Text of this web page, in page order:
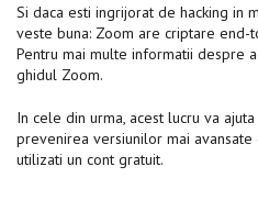
Si daca esti ingrijorat de hacking in
veste buna: Zoom are criptare end-
Pentru mai multe informatii despre
ghidul Zoom.
In cele din urma, acest lucru va
prevenirea versiunilor mai
utilizati un cont gratuit.